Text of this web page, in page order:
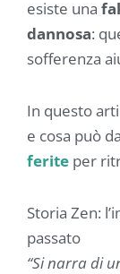
esiste una
dannosa:
sofferenza
In questo
e cosa può
ferite per
Storia Zen:
passato
“Si narra di